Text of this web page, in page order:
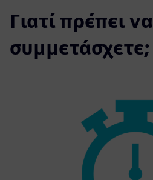
Γιατί πρέπει να
συμμετάσχετε;